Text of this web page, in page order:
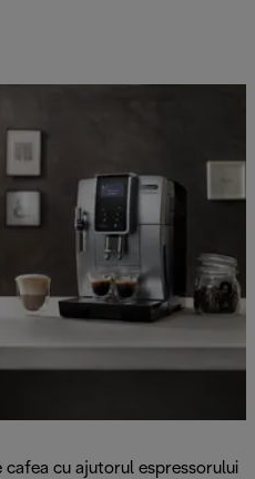
cafea cu ajutorul espressorului